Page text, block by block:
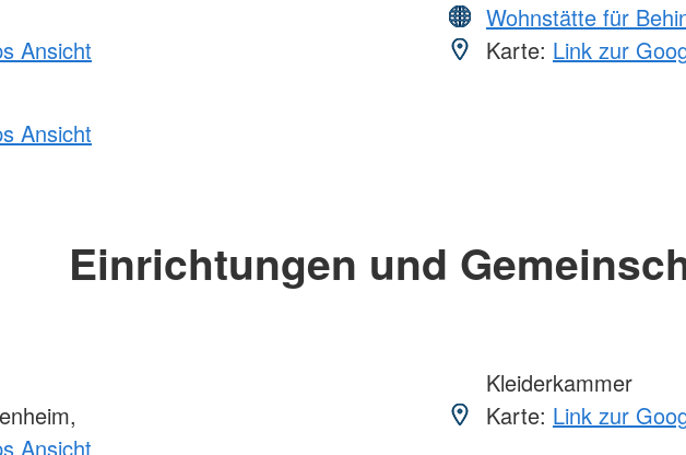
Ansicht
Ansicht
Wohnstätte für
Karte: Link zur
Einrichtungen und
Ansicht
Kleiderkammer
Karte: Link zur